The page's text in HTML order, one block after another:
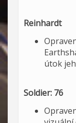
Reinhardt
útok
Soldier: 76